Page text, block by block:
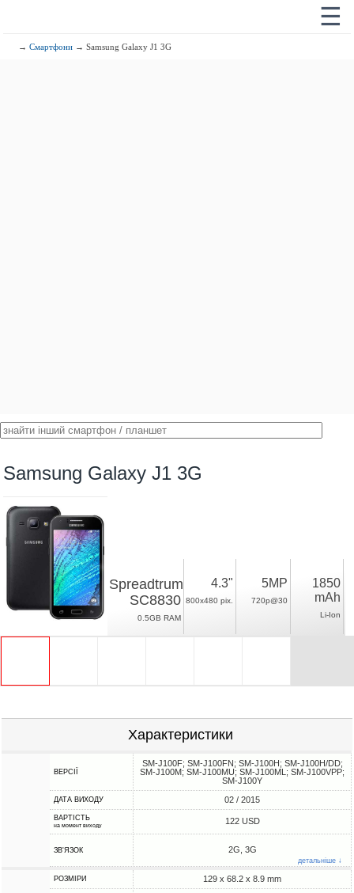
☰
→Смартфони → Samsung Galaxy J1 3G
Samsung Galaxy J1 3G
Spreadtrum
SC8830
0.5GB RAM
4.3"
800x480 pix.
5MP
720p@30
1850
mAh
Li-Ion
Характеристики
ВЕРСІЇ
SM-J100F; SM-J100FN; SM-J100H; SM-J100H/DD;
SM-J100M; SM-J100MU; SM-J100ML; SM-J100VPP;
SM-J100Y
ДАТА ВИХОДУ 02 / 2015
ВАРТІСТЬ
на момент виходу 122 USD
ЗВ'ЯЗОК 2G, 3G
детальніше ↓
РОЗМІРИ 129 x 68.2 x 8.9 mm